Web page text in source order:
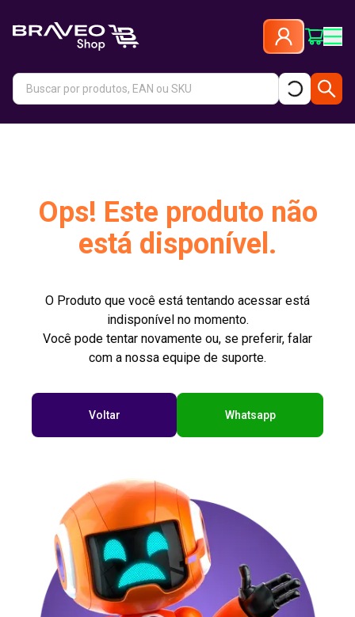
Ops! Este produto não
está disponível.
O Produto que você está tentando acessar está
indisponível no momento.
Você pode tentar novamente ou, se preferir, falar
com a nossa equipe de suporte.
Voltar Whatsapp